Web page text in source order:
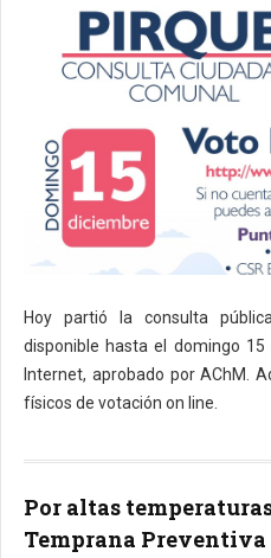
Hoy partió la consulta
disponible hasta el domingo
Internet, aprobado por AChM.
físicos de votación on line.
Por altas
Temprana Preventiva